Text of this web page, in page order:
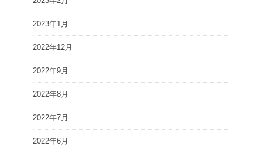
2023年1月
2022年12月
2022年9月
2022年8月
2022年7月
2022年6月